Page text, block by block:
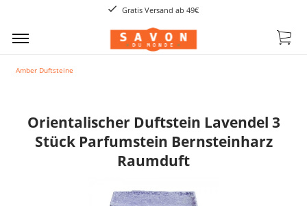
Gratis Versand ab 49€
Amber Duftsteine
Orientalischer Duftstein Lavendel 3
Stück Parfumstein Bernsteinharz
Raumduft